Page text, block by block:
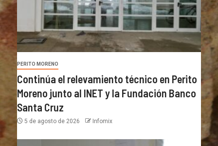
PERITO MORENO
Continúa el relevamiento técnico en Perito
Moreno junto al INET y la Fundación Banco
Santa Cruz
5 de agosto de 2026 Infomix